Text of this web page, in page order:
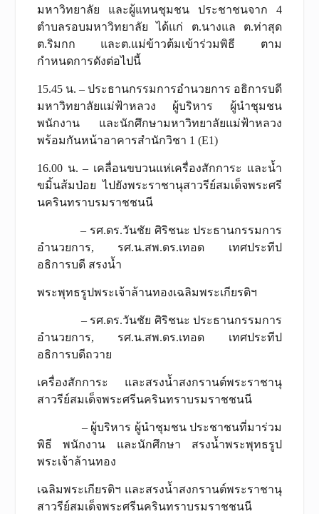
มหาวิทยาลัย และผู้แทนชุมชน ประชาชนจาก 4
ตำบลรอบมหาวิทยาลัย ได้แก่ ต.นางแล ต.ท่าสุด
ต.ริมกก และต.แม่ข้าวต้มเข้าร่วมพิธี ตาม
กำหนดการดังต่อไปนี้
15.45 น. – ประธานกรรมการอำนวยการ อธิการบดี
มหาวิทยาลัยแม่ฟ้าหลวง ผู้บริหาร ผู้นำชุมชน
พนักงาน และนักศึกษามหาวิทยาลัยแม่ฟ้าหลวง
พร้อมกันหน้าอาคารสำนักวิชา 1 (E1)
16.00 น. – เคลื่อนขบวนแห่เครื่องสักการะ และน้ำ
ขมิ้นส้มป่อย ไปยังพระราชานุสาวรีย์สมเด็จพระศรี
นครินทราบรมราชชนนี
– รศ.ดร.วันชัย ศิริชนะ ประธานกรรมการ
อำนวยการ, รศ.น.สพ.ดร.เทอด เทศประทีป
อธิการบดี สรงน้ำ
พระพุทธรูปพระเจ้าล้านทองเฉลิมพระเกียรติฯ
– รศ.ดร.วันชัย ศิริชนะ ประธานกรรมการ
อำนวยการ, รศ.น.สพ.ดร.เทอด เทศประทีป
อธิการบดีถวาย
เครื่องสักการะ และสรงน้ำสงกรานต์พระราชานุ
สาวรีย์สมเด็จพระศรีนครินทราบรมราชชนนี
– ผู้บริหาร ผู้นำชุมชน ประชาชนที่มาร่วม
พิธี พนักงาน และนักศึกษา สรงน้ำพระพุทธรูป
พระเจ้าล้านทอง
เฉลิมพระเกียรติฯ และสรงน้ำสงกรานต์พระราชานุ
สาวรีย์สมเด็จพระศรีนครินทราบรมราชชนนี